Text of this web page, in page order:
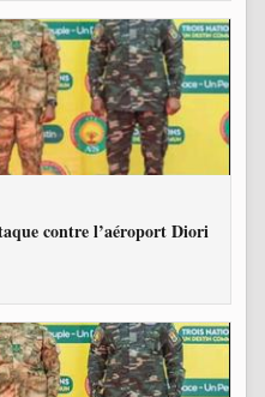
contre l’aéroport Diori